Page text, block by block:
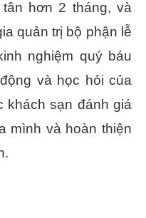
hơn 2 tháng, và
quản trị bộ phận lễ
nghiệm quý báu
và học hỏi của
khách sạn đánh giá
mình và hoàn thiện